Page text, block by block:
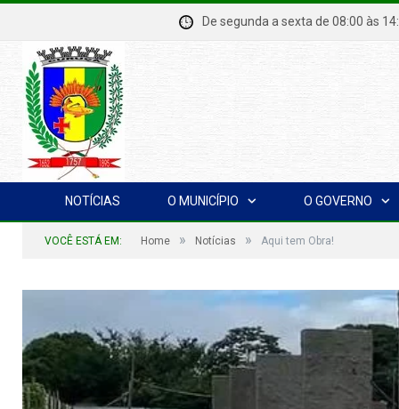
De segunda a sexta de 08:00
NOTÍCIAS O MUNICÍPIO O GOVERNO
VOCÊ ESTÁ EM: Home » Notícias » Aqui tem Obra!